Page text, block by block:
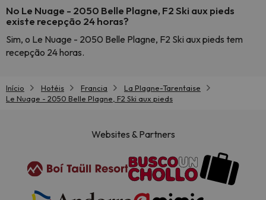
No Le Nuage - 2050 Belle Plagne, F2 Ski aux pieds
existe recepção 24 horas?
Sim, o Le Nuage - 2050 Belle Plagne, F2 Ski aux pieds tem
recepção 24 horas.
Início Hotéis Francia
La Plagne-Tarentaise
Le Nuage - 2050 Belle Plagne, F2 Ski aux pieds
Websites & Partners